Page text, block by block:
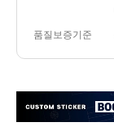
품질보증기준